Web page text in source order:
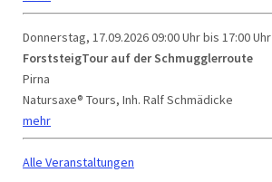
Donnerstag, 17.09.202609:00 Uhr bis 17:00 Uhr
ForststeigTour auf der Schmugglerroute
Pirna
Natursaxe® Tours, Inh. Ralf Schmädicke
mehr
Alle Veranstaltungen